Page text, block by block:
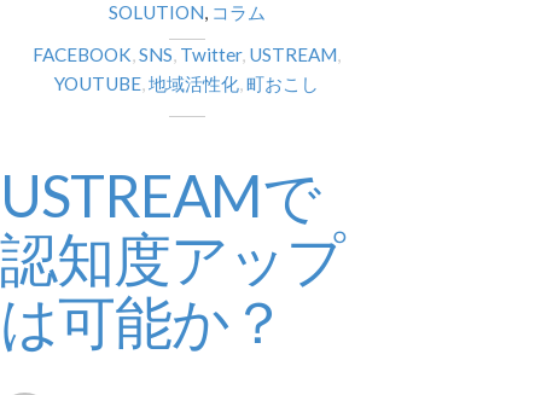
SOLUTION, コラム
FACEBOOK,SNS, Twitter, USTREAM,
YOUTUBE,地域活性化,町おこし
USTREAMで
認知度アップ
は可能か？